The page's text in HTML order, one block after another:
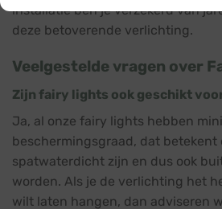
installatie ben je verzekerd van
deze betoverende verlichting.
Veelgestelde vragen over
Zijn fairy lights ook geschikt
Ja, al onze fairy lights hebben
beschermingsgraad, dat betekent
spatwaterdicht zijn en dus ook
worden. Als je de verlichting het
wilt laten hangen, dan adviseren